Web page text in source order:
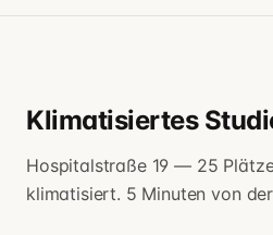
Klimatisiertes
Hospitalstraße 19 — 25
klimatisiert. 5 Minuten von